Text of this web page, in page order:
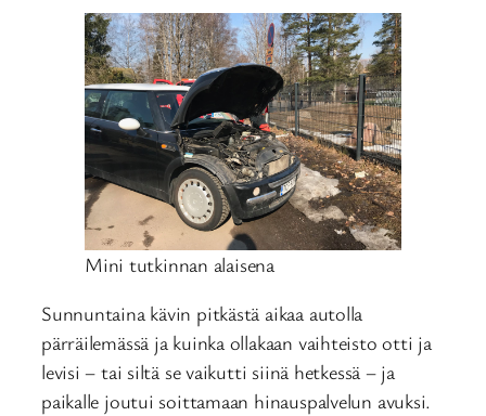
Mini tutkinnan alaisena
Sunnuntaina kävin pitkästä aikaa autolla
pärräilemässä ja kuinka ollakaan vaihteisto otti ja
levisi – tai siltä se vaikutti siinä hetkessä – ja
paikalle joutui soittamaan hinauspalvelun avuksi.